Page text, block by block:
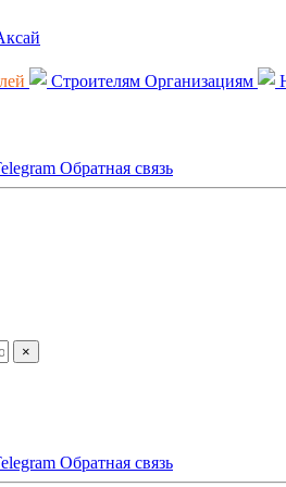
Строителям Организациям
Обратная связь
×
Обратная связь